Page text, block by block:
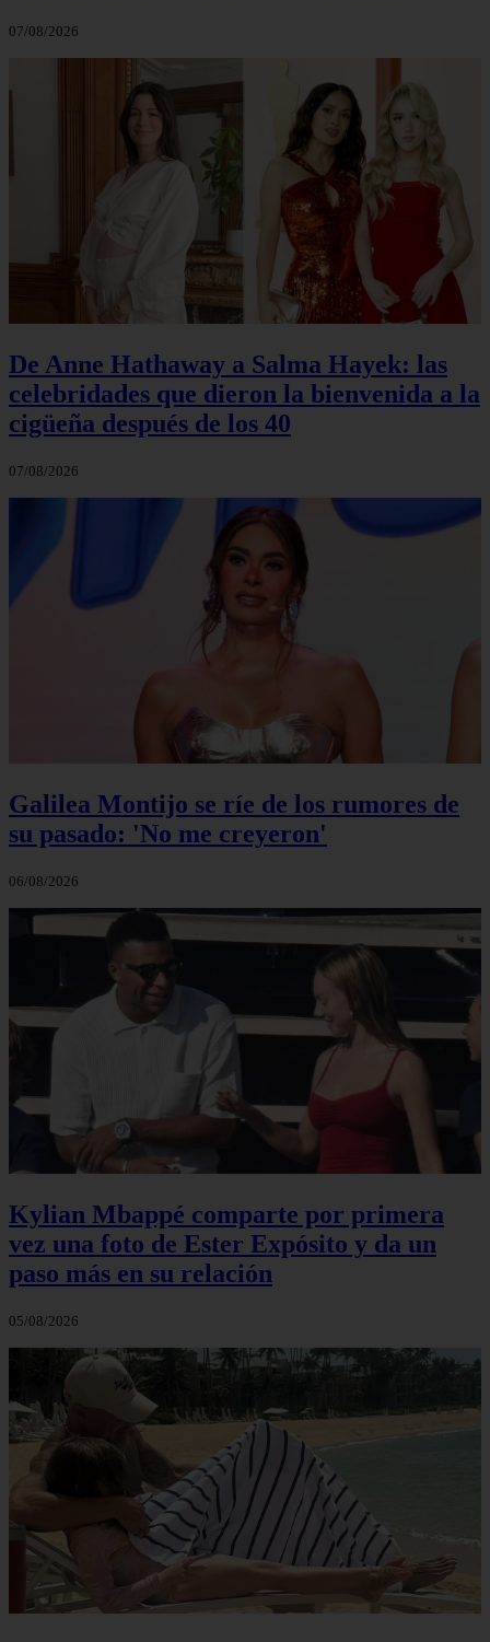
07/08/2026
De Anne Hathaway a Salma Hayek: las
celebridades que dieron la bienvenida a la
cigüeña después de los 40
07/08/2026
Galilea Montijo se ríe de los rumores de
su pasado: 'No me creyeron'
06/08/2026
Kylian Mbappé comparte por primera
vez una foto de Ester Expósito y da un
paso más en su relación
05/08/2026